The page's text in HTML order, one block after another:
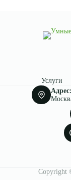
Услуги
Адрес:
Copyright